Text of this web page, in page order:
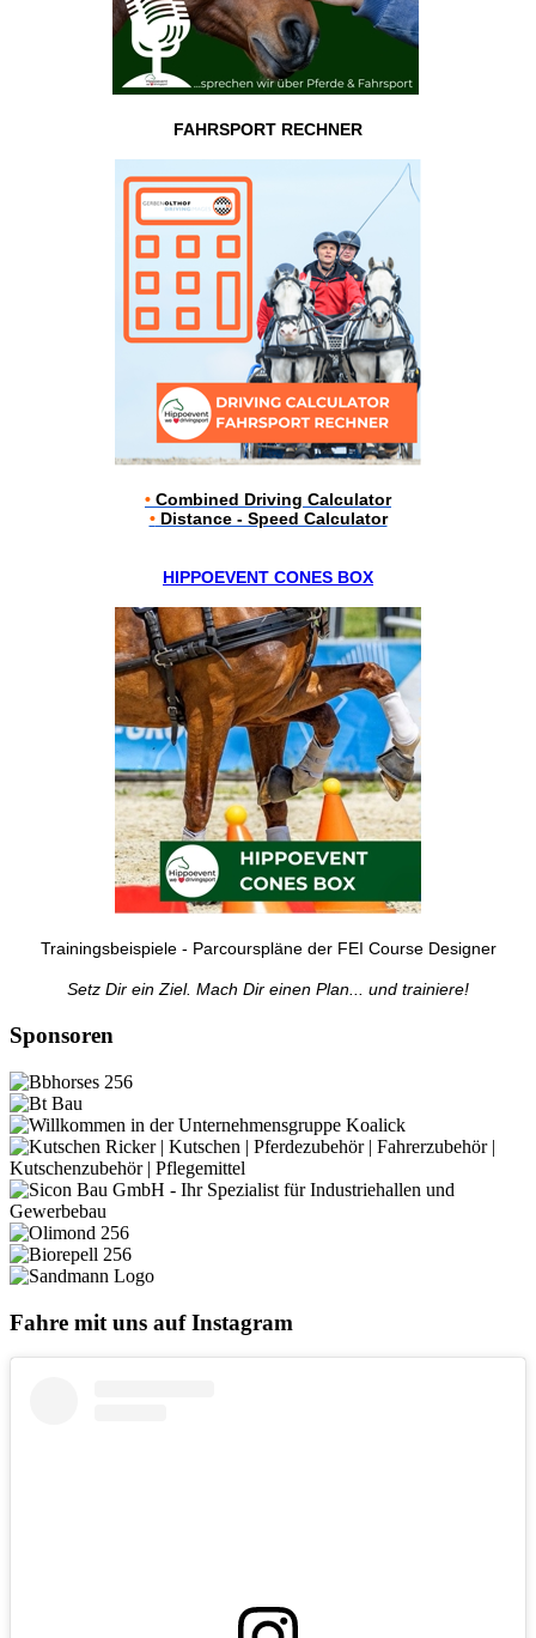
FAHRSPORT RECHNER
• Combined Driving Calculator
•Distance - Speed Calculator
HIPPOEVENT CONES BOX
Trainingsbeispiele - Parcourspläne der FEI Course Designer
Setz Dir ein Ziel. Mach Dir einen Plan... und trainiere!
Sponsoren
Fahre mit uns auf Instagram